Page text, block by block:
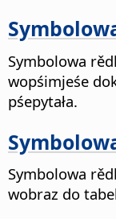
Symbolowa
wopśimjeśe
pśepytała.
Symbolowa
wobraz do